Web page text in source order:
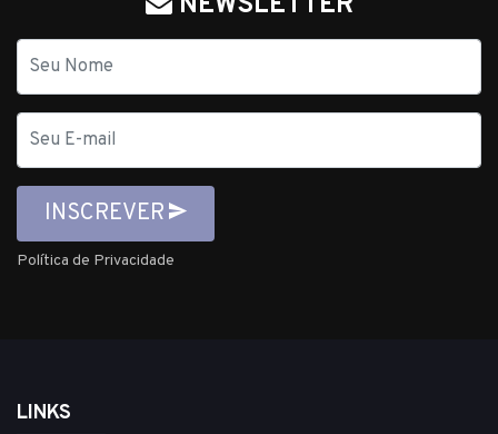
mail
INSCREVER
Política de Privacidade
LINKS